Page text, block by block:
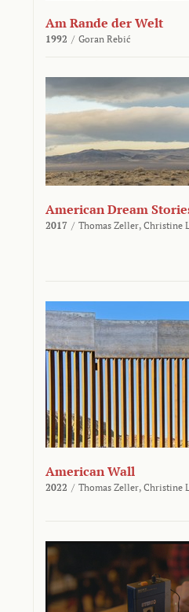
Am Rande der Welt
1992 / Goran Rebić
American Dream
2017 / Thomas Zeller, Christine
American Wall
2022 / Thomas Zeller, Christine